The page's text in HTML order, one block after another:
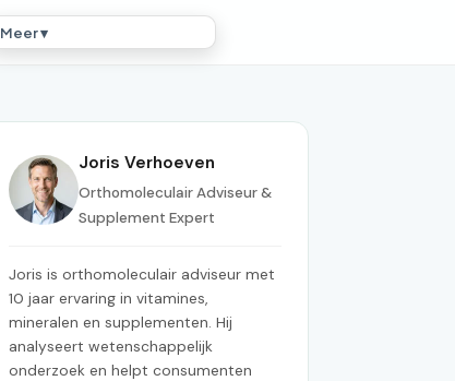
Meer ▾
Joris Verhoeven
Orthomoleculair Adviseur &
Supplement Expert
Joris is orthomoleculair adviseur met
10 jaar ervaring in vitamines,
mineralen en supplementen. Hij
analyseert wetenschappelijk
onderzoek en helpt consumenten